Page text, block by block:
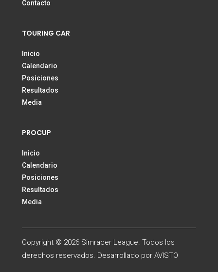
Contacto
TOURING CAR
Inicio
Calendario
Posiciones
Resultados
Media
PROCUP
Inicio
Calendario
Posiciones
Resultados
Media
Copyright © 2026 Simracer League. Todos los
derechos reservados. Desarrollado por AVISTO